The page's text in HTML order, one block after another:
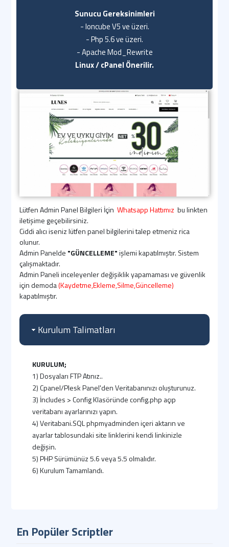
Sunucu Gereksinimleri
- Ioncube V5 ve üzeri.
- Php 5.6 ve üzeri.
- Apache Mod_Rewrite
Linux / cPanel Önerilir.
Lütfen Admin Panel Bilgileri İçin Whatsapp Hattımız bu linkten
iletişime geçebilirsiniz.
Ciddi alıcı iseniz lütfen panel bilgilerini talep etmeniz rica
olunur.
Admin Panelde "GÜNCELLEME"işlemi kapatılmıştır. Sistem
çalışmaktadır.
Admin Paneli inceleyenler değişiklik yapamaması ve güvenlik
için demoda(Kaydetme,Ekleme,Silme,Güncelleme)
kapatılmıştır.
Kurulum Talimatları
KURULUM;
1) Dosyaları FTP Atınız..
2) Cpanel/Plesk Panel'den Veritabanınızı oluşturunuz.
3) İncludes > Config Klasöründe config.php açıp
veritabanı ayarlarınızı yapın.
4) Veritabani.SQL phpmyadminden içeri aktarın ve
ayarlar tablosundaki site linklerini kendi linkinizle
değişin.
5) PHP Sürümünüz 5.6 veya 5.5 olmalıdır.
6) Kurulum Tamamlandı.
En Popüler Scriptler